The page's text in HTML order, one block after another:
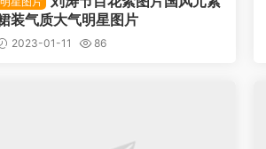
装气质大气明星图片
2023-01-11 86